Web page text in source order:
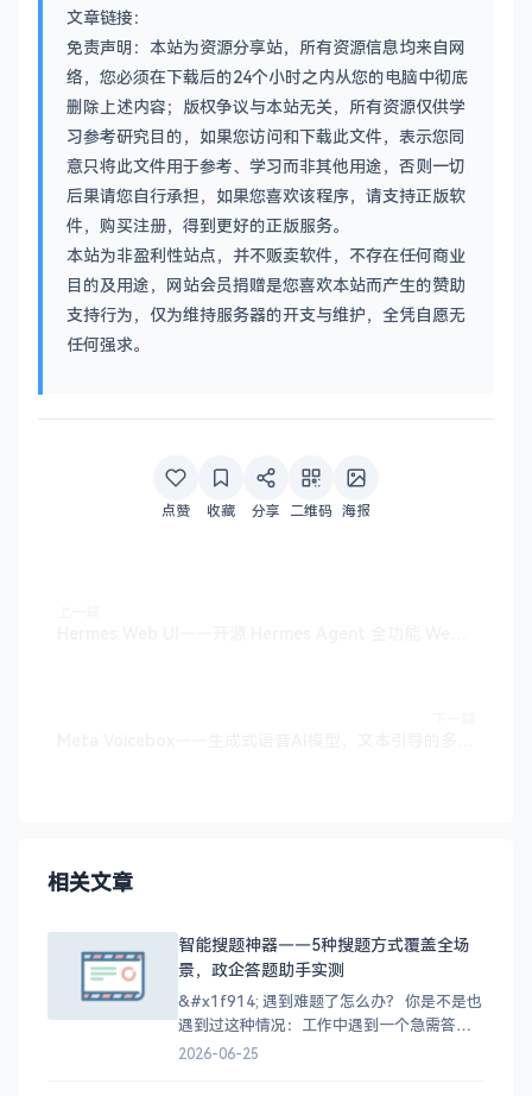
文章链接：
免责声明：本站为资源分享站，所有资源信息均来自网
络，您必须在下载后的24个小时之内从您的电脑中彻底
删除上述内容；版权争议与本站无关，所有资源仅供学
习参考研究目的，如果您访问和下载此文件，表示您同
意只将此文件用于参考、学习而非其他用途，否则一切
后果请您自行承担，如果您喜欢该程序，请支持正版软
件，购买注册，得到更好的正版服务。
本站为非盈利性站点，并不贩卖软件，不存在任何商业
目的及用途，网站会员捐赠是您喜欢本站而产生的赞助
支持行为，仅为维持服务器的开支与维护，全凭自愿无
任何强求。
点赞 收藏 分享 二维码 海报
相关文章
智能搜题神器——5种搜题方式覆盖全场
景，政企答题助手实测
&#x1f914; 遇到难题了怎么办？ 你是不是也
遇到过这种情况：工作中遇到一个急需答案
的题目，翻书找不到，上网搜不准，最后只
2026-06-25